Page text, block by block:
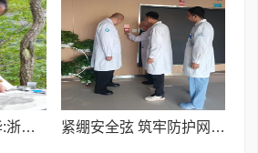
骏马迎春·艺展风华:浙融媒中心邀艺术家送新春祝福,共贺马年祥瑞——王文平老师 紧绷安全弦 筑牢防护网I图木舒克团结医院开展节前消防安全专项检查